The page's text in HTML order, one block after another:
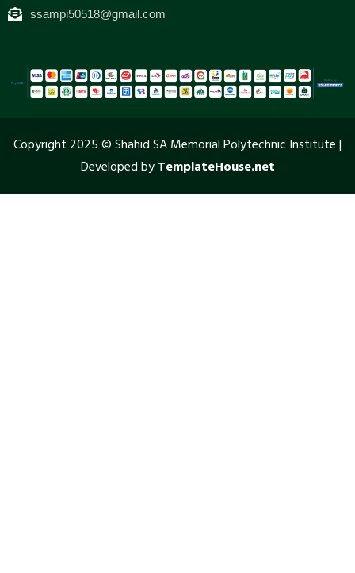
ssampi50518@gmail.com
Copyright 2025 © Shahid SA Memorial Polytechnic Institute |
Developed byTemplateHouse.net